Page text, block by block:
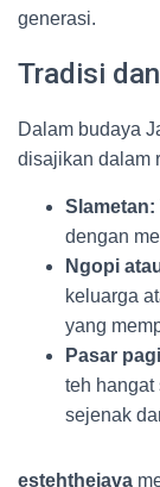
generasi.
Tradisi
Dalam budaya
disajikan dalam
Slametan:
dengan
Ngopi
keluarga
yang
Pasar
teh hangat
sejenak
estehthejava